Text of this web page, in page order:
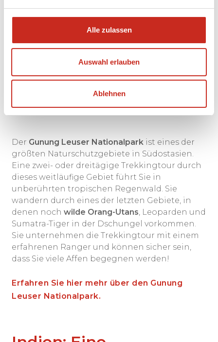
Alle zulassen
Auswahl erlauben
Ablehnen
Der Gunung Leuser Nationalpark ist eines der
größten Naturschutzgebiete in Südostasien.
Eine zwei- oder dreitägige Trekkingtour durch
dieses weitläufige Gebiet führt Sie in
unberührten tropischen Regenwald. Sie
wandern durch eines der letzten Gebiete, in
denen noch wilde Orang-Utans, Leoparden und
Sumatra-Tiger in der Dschungel vorkommen.
Sie unternehmen die Trekkingtour mit einem
erfahrenen Ranger und können sicher sein,
dass Sie viele Affen begegnen werden!
Erfahren Sie hier mehr über den Gunung
Leuser Nationalpark.